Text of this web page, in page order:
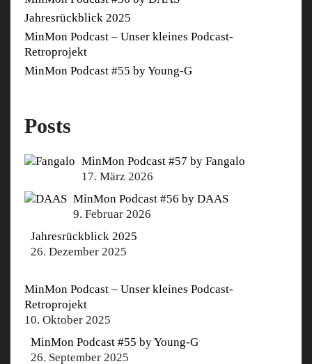
Jahresrückblick 2025
MinMon Podcast – Unser kleines Podcast-
Retroprojekt
MinMon Podcast #55 by Young-G
Posts
MinMon Podcast #57 by Fangalo
17. März 2026
MinMon Podcast #56 by DAAS
9. Februar 2026
Jahresrückblick 2025
26. Dezember 2025
MinMon Podcast – Unser kleines Podcast-
Retroprojekt
10. Oktober 2025
MinMon Podcast #55 by Young-G
26. September 2025